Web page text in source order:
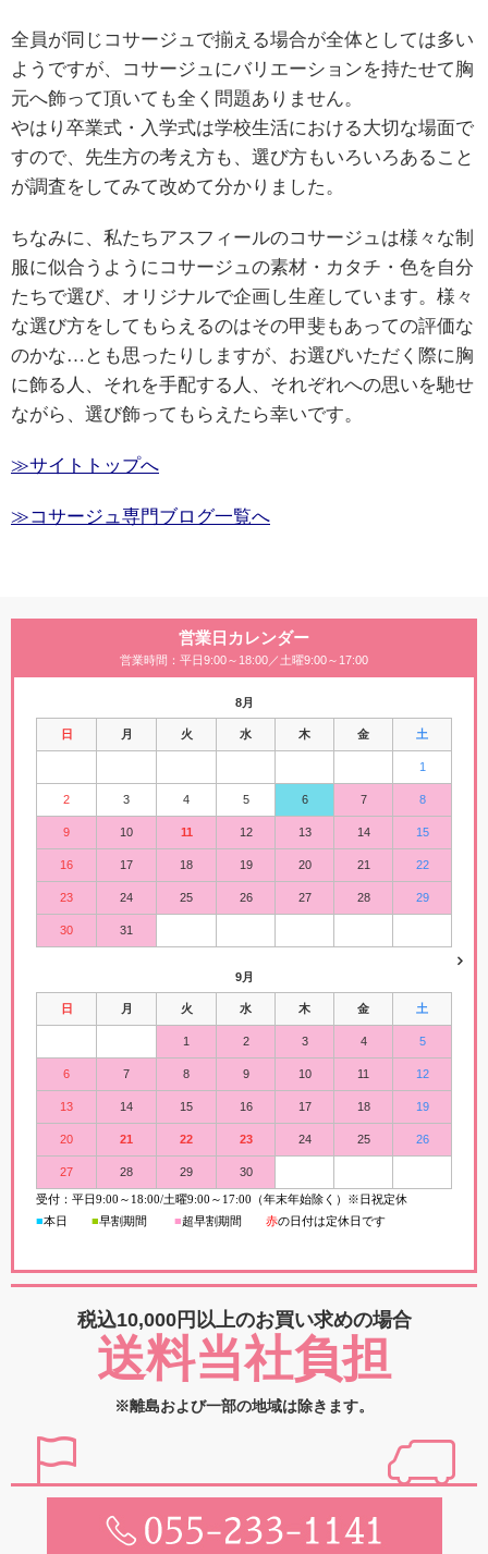
全員が同じコサージュで揃える場合が全体としては多い
ようですが、コサージュにバリエーションを持たせて胸
元へ飾って頂いても全く問題ありません。
やはり卒業式・入学式は学校生活における大切な場面で
すので、先生方の考え方も、選び方もいろいろあること
が調査をしてみて改めて分かりました。
ちなみに、私たちアスフィールのコサージュは様々な制
服に似合うようにコサージュの素材・カタチ・色を自分
たちで選び、オリジナルで企画し生産しています。様々
な選び方をしてもらえるのはその甲斐もあっての評価な
のかな… とも思ったりしますが、お選びいただく際に胸
に飾る人、それを手配する人、それぞれへの思いを馳せ
ながら、選び飾ってもらえたら幸いです。
≫サイトトップへ
≫コサージュ専門ブログ一覧へ
営業日カレンダー
営業時間：平日9:00～18:00／土曜9:00～17:00
8月
日 月 火 水 木 金 土
1
2 3 4 5 6 7 8
9 10 11 12 13 14 15
16 17 18 19 20 21 22
23 24 25 26 27 28 29
30 31
9月
日 月 火 水 木 金 土
1 2 3 4 5
6 7 8 9 10 11 12
13 14 15 16 17 18 19
20 21 22 23 24 25 26
27 28 29 30
受付：平日9:00 ～ 18:00/土曜9:00 ～ 17:00（年末年始除く）※日祝定休
■本日 ■早割期間 ■超早割期間 赤の日付は定休日です
税込10,000円以上のお買い求めの場合
送料当社負担
※離島および一部の地域は除きます。